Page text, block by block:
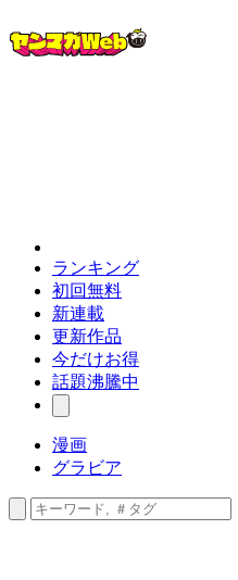
ランキング
初回無料
新連載
更新作品
今だけお得
話題沸騰中
漫画
グラビア